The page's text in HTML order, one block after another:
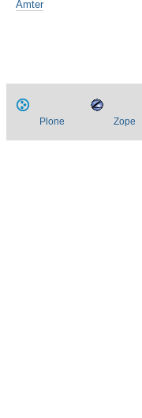
Ämter
Plone Zope